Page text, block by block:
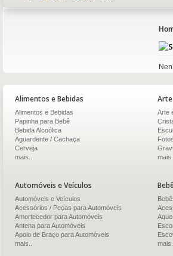
Alimentos e Bebidas
Alimentos e Bebidas
Papinha para Bebê
Bebida Alcoólica
Aguardente / Cachaça
Cerveja
mais..
Arte
Fotos
mais..
Automóveis e Veículos
Automóveis e Veículos
Acessórios / Peças para Automóveis
Amortecedor para Automóveis
Antena para Automóveis
Apoio de Braço para Automóveis
mais..
mais..